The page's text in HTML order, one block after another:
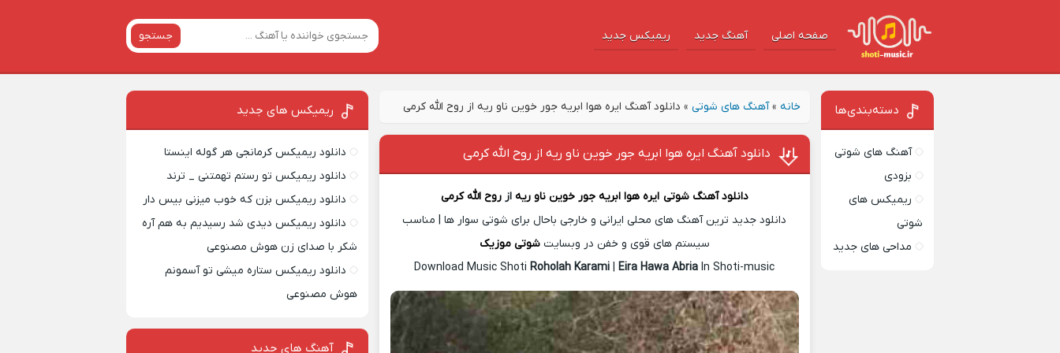
صفحه اصلی آهنگ‌ جدید ریمیکس جدید جستجو
خانه »آهنگ های شوتی » دانلود آهنگ ایره هوا ابریه جور خوین ناو ریه از روح الله کرمی
دانلود آهنگ ایره هوا ابریه جور خوین ناو ریه از روح الله کرمی
دانلود آهنگ شوتی ایره هوا ابریه جور خوین ناو ریه ازروح الله کرمی
دانلود جدید ترین آهنگ های محلی ایرانی و خارجی باحال برای شوتی سوار ها | مناسب
سیستم های قوی و خفن در وبسایتشوتی موزیک
Download Music ShotiRoholah Karami |Eira Hawa Abria In Shoti-music
دسته‌بندی‌ها
آهنگ های شوتی
بزودی
ریمیکس های
شوتی
مداحی های جدید
ریمیکس‌ های جدید
دانلود ریمیکس کرمانجی هر گوله اینستا
دانلود ریمیکس تو رستم تهمتنی _ ترند
دانلود ریمیکس بزن که خوب میزنی بیس دار
دانلود ریمیکس دیدی شد رسیدیم به هم آره
شکر با صدای زن هوش مصنوعی
دانلود ریمیکس ستاره میشی تو آسمونم
هوش مصنوعی
آهنگ های جدید